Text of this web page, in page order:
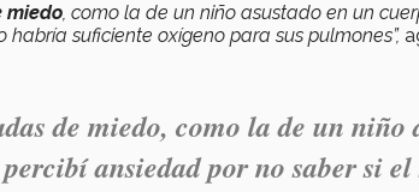
miedo, como la de un niño asustado en un
habría suficiente oxígeno para sus pulmones”,
de miedo, como la de un niño
ansiedad por no saber si